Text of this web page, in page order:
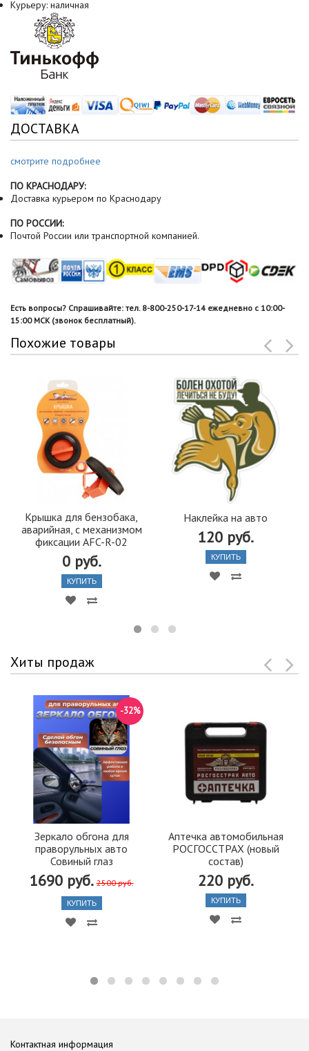
Курьеру: наличная
ДОСТАВКА
смотрите подробнее
ПО КРАСНОДАРУ:
Доставка курьером по Краснодару
ПО РОССИИ:
Почтой России или транспортной компанией.
Есть вопросы? Спрашивайте: тел. 8-800-250-17-14 ежедневно с 10:00-
15:00 МСК (звонок бесплатный).
Похожие товары
Крышка для бензобака,
аварийная, с механизмом
фиксации AFC-R-02
0 руб.
КУПИТЬ
Наклейка на авто
120 руб.
КУПИТЬ
Хиты продаж
Зеркало обгона для
праворульных авто
Совиный глаз
1690 руб. 2500 руб.
-32%
КУПИТЬ
Аптечка автомобильная
РОСГОССТРАХ (новый
состав)
220 руб.
КУПИТЬ
Контактная информация